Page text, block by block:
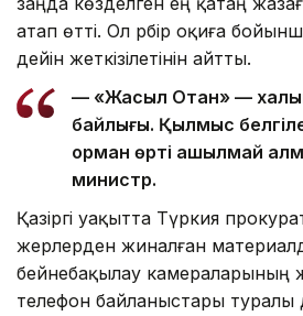
атап өтті. Ол әрбір оқиға
дейін жеткізілетінін айтты.
— «Жасыл Отан» —
байлығы. Қылмыс
орман өрті ашылмай
министр.
Қазіргі уақытта Түркия
жерлерден жиналған
бейнебақылау камераларының
телефон байланыстары туралы